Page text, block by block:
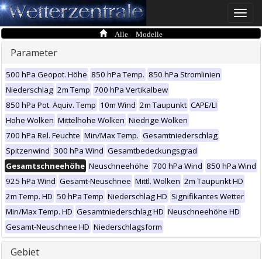
Toggle
Alle Modelle
Parameter
500 hPa Geopot. Höhe 850 hPa Temp. 850 hPa Stromlinien
Niederschlag 2m Temp 700 hPa Vertikalbew
850 hPa Pot. Äquiv. Temp 10m Wind 2m Taupunkt CAPE/LI
Hohe Wolken Mittelhohe Wolken Niedrige Wolken
700 hPa Rel. Feuchte Min/Max Temp. Gesamtniederschlag
Spitzenwind 300 hPa Wind Gesamtbedeckungsgrad
Gesamtschneehöhe Neuschneehöhe 700 hPa Wind 850 hPa Wind
925 hPa Wind Gesamt-Neuschnee Mittl. Wolken 2m Taupunkt HD
2m Temp. HD 50 hPa Temp Niederschlag HD Signifikantes Wetter
Min/Max Temp. HD Gesamtniederschlag HD Neuschneehöhe HD
Gesamt-Neuschnee HD Niederschlagsform
Gebiet